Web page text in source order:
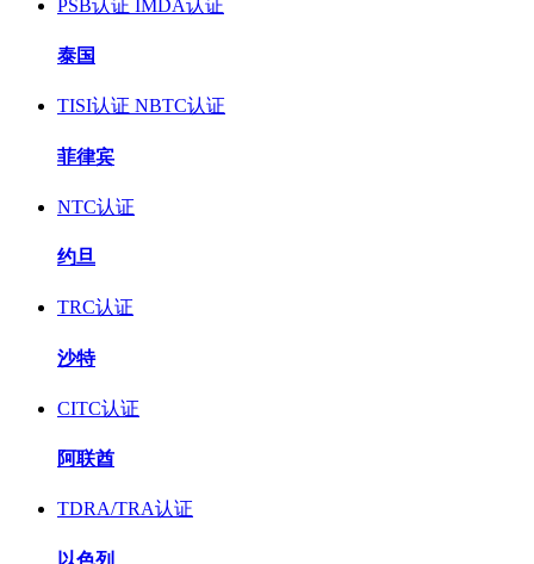
PSB认证 IMDA认证
泰国
TISI认证 NBTC认证
菲律宾
NTC认证
约旦
TRC认证
沙特
CITC认证
阿联酋
TDRA/TRA认证
以色列